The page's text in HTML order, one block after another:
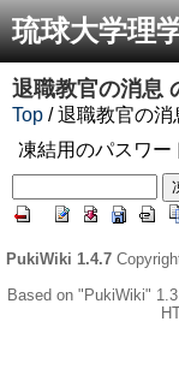
琉球大学理
退職教官の消息
Top / 退職教官の消
凍結用のパスワー
PukiWiki 1.4.7
Based on "PukiWiki"